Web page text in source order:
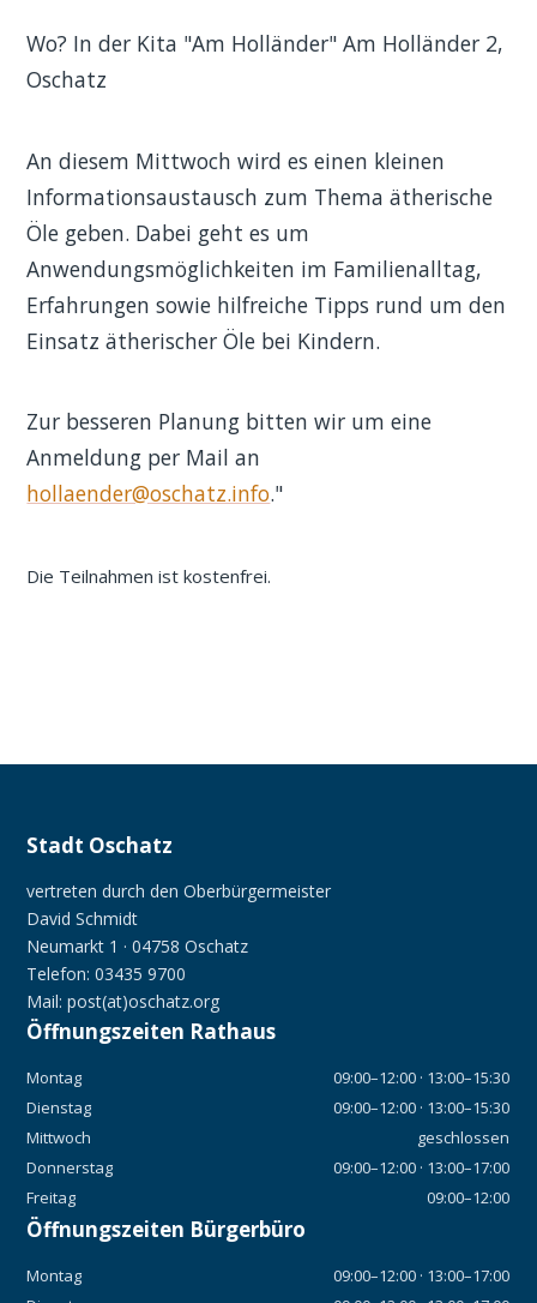
Wo? In der Kita "Am Holländer" Am Holländer 2,
Oschatz
An diesem Mittwoch wird es einen kleinen
Informationsaustausch zum Thema ätherische
Öle geben. Dabei geht es um
Anwendungsmöglichkeiten im Familienalltag,
Erfahrungen sowie hilfreiche Tipps rund um den
Einsatz ätherischer Öle bei Kindern.
Zur besseren Planung bitten wir um eine
Anmeldung per Mail an
hollaender@oschatz.info."
Die Teilnahmen ist kostenfrei.
Stadt Oschatz
vertreten durch den Oberbürgermeister
David Schmidt
Neumarkt 1 · 04758 Oschatz
Telefon: 03435 9700
Mail: post(at)oschatz.org
Öffnungszeiten Rathaus
Montag
09:00–12:00 · 13:00–15:30
Dienstag
09:00–12:00 · 13:00–15:30
Mittwoch
geschlossen
Donnerstag
09:00–12:00 · 13:00–17:00
Freitag
09:00–12:00
Öffnungszeiten Bürgerbüro
Montag
09:00–12:00 · 13:00–17:00